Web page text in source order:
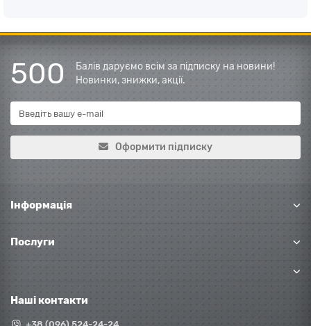
500
Балів даруємо всім за підписку на новини!
Новинки, знижки, акції.
Оформити підписку
Інформація
Послуги
Наші контакти